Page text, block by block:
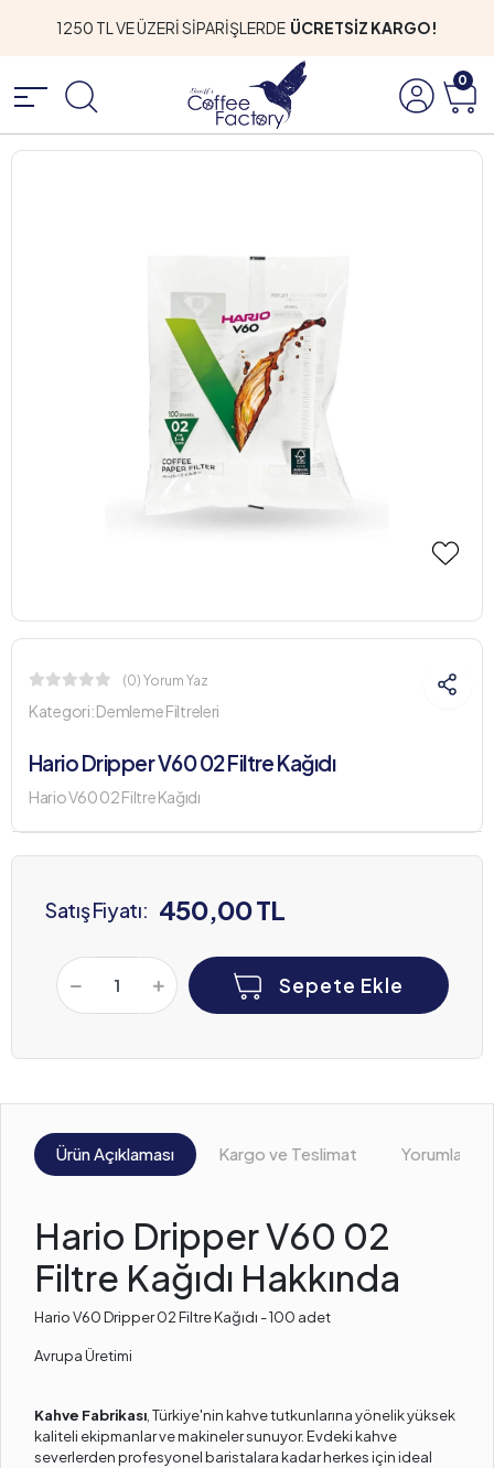
1250 TL VE ÜZERİ SİPARİŞLERDE ÜCRETSİZ KARGO!
0
(0) Yorum Yaz
Kategori:Demleme Filtreleri
Hario Dripper V60 02 Filtre Kağıdı
Hario V60 02 Filtre Kağıdı
Satış Fiyatı: 450,00 TL
Sepete Ekle
Ürün Açıklaması Kargo ve Teslimat Yorumlar
Hario Dripper V60 02
Filtre Kağıdı Hakkında
Hario V60 Dripper 02 Filtre Kağıdı - 100 adet
Avrupa Üretimi
Kahve Fabrikası , Türkiye'nin kahve tutkunlarına yönelik yüksek
kaliteli ekipmanlar ve makineler sunuyor. Evdeki kahve
severlerden profesyonel baristalara kadar herkes için ideal